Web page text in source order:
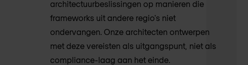
architectuurbeslissingen op manieren die
frameworks uit andere regio's niet
ondervangen. Onze architecten ontwerpen
met deze vereisten als uitgangspunt, niet als
compliance-laag aan het einde.